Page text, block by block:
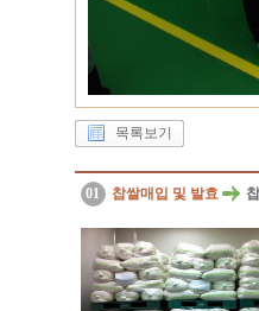
목록보기
01 찹쌀매입 및 발효